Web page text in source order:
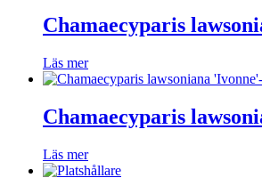
Chamaecyparis
Läs mer
Chamaecyparis
Läs mer